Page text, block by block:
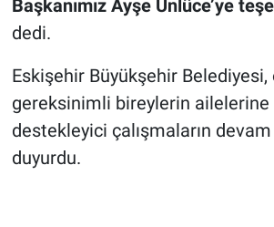
Başkanımız Ayşe Ünlüce’ye
dedi.
Eskişehir Büyükşehir Belediyesi,
gereksinimli bireylerin
destekleyici çalışmaların
duyurdu.